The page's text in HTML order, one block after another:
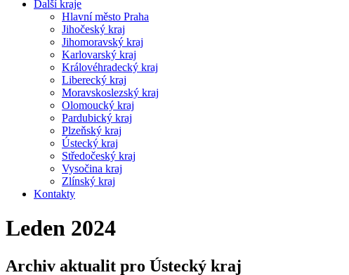
Další kraje
Hlavní město Praha
Jihočeský kraj
Jihomoravský kraj
Karlovarský kraj
Královéhradecký kraj
Liberecký kraj
Moravskoslezský kraj
Olomoucký kraj
Pardubický kraj
Plzeňský kraj
Ústecký kraj
Středočeský kraj
Vysočina kraj
Zlínský kraj
Kontakty
Leden 2024
Archiv aktualit pro Ústecký kraj